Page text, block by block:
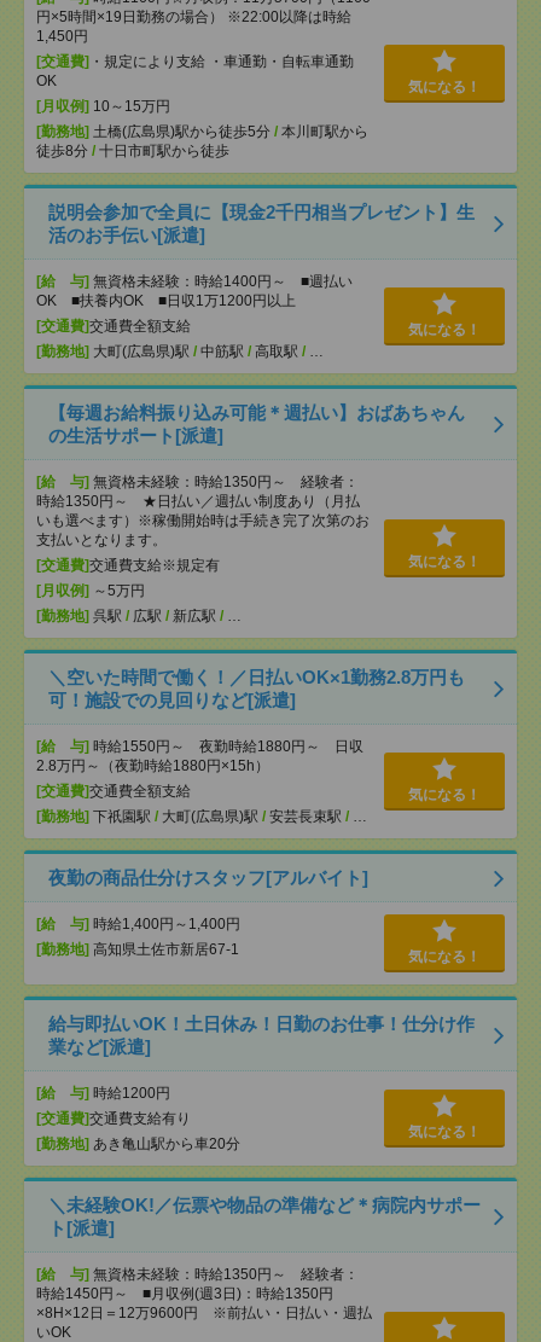
円×5時間×19日勤務の場合） ※22:00以降は時給
1,450円
[交通費] ・規定により支給 ・車通勤・自転車通勤
OK
[月収例] 10～15万円
[勤務地] 土橋(広島県)駅から徒歩5分 / 本川町駅から
徒歩8分 / 十日市町駅から徒歩
気になる！
説明会参加で全員に【現金2千円相当プレゼント】生
活のお手伝い[派遣]
[給 与] 無資格未経験：時給1400円～ ■週払い
OK ■扶養内OK ■日収1万1200円以上
[交通費]交通費全額支給
[勤務地] 大町(広島県)駅 / 中筋駅 / 高取駅 / …
気になる！
【毎週お給料振り込み可能＊週払い】おばあちゃん
の生活サポート[派遣]
[給 与] 無資格未経験：時給1350円～ 経験者：
時給1350円～ ★日払い／週払い制度あり（月払
いも選べます）※稼働開始時は手続き完了次第のお
支払いとなります。
[交通費]交通費支給※規定有
[月収例] ～5万円
[勤務地] 呉駅 / 広駅 / 新広駅 / …
気になる！
＼空いた時間で働く！／日払いOK×1勤務2.8万円も
可！施設での見回りなど[派遣]
[給 与] 時給1550円～ 夜勤時給1880円～ 日収
2.8万円～（夜勤時給1880円×15h）
[交通費]交通費全額支給
[勤務地] 下祇園駅 / 大町(広島県)駅 / 安芸長束駅 / …
気になる！
夜勤の商品仕分けスタッフ[アルバイト]
[給 与] 時給1,400円～1,400円
[勤務地] 高知県土佐市新居67-1 気になる！
給与即払いOK！土日休み！日勤のお仕事！仕分け作
業など[派遣]
[給 与] 時給1200円
[交通費]交通費支給有り
[勤務地] あき亀山駅から車20分
気になる！
＼未経験OK!／伝票や物品の準備など＊病院内サポー
ト[派遣]
[給 与] 無資格未経験：時給1350円～ 経験者：
時給1450円～ ■月収例(週3日)：時給1350円
×8H×12日＝12万9600円 ※前払い・日払い・週払
いOK